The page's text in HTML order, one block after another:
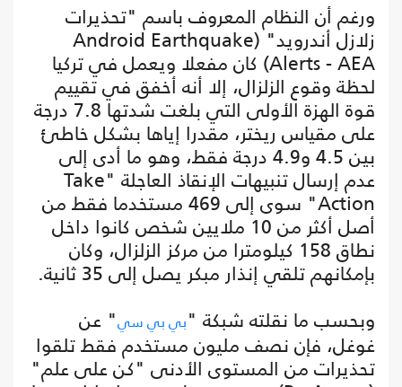
ورغم أن النظام المعروف باسم "تحذيرات
زلازل أندرويد" (Android Earthquake
Alerts - AEA) كان مفعلا ويعمل في تركيا
لحظة وقوع الزلزال، إلا أنه أخفق في تقييم
قوة الهزة الأولى التي بلغت شدتها 7.8 درجة
على مقياس ريختر، مقدرا إياها بشكل خاطئ
بين 4.5 و4.9 درجة فقط، وهو ما أدى إلى
عدم إرسال تنبيهات الإنقاذ العاجلة "Take
Action" سوى إلى 469 مستخدما فقط من
أصل أكثر من 10 ملايين شخص كانوا داخل
نطاق 158 كيلومترا من مركز الزلزال، وكان
بإمكانهم تلقي إنذار مبكر يصل إلى 35 ثانية.
وبحسب ما نقلته شبكة "بي بي سي" عن
غوغل، فإن نصف مليون مستخدم فقط تلقوا
تحذيرات من المستوى الأدنى "كن على علم"